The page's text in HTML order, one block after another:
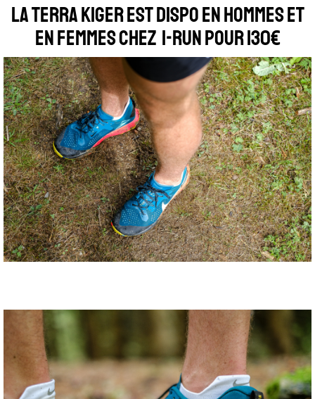
La Terra Kiger est dispo en hommes et
en femmes chez I-Run pour 130€